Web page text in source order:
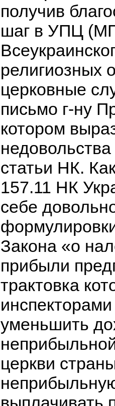
получив
шаг в УПЦ
религиозных
церковные
письмо г-ну
котором
статьи НК.
157.11 НК
себе
Закона «о
прибыли
трактовка
уменьшить
церкви